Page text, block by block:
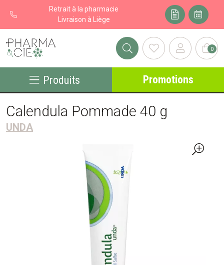
Retrait à la pharmacie
Livraison à Liège
Pharma&cie - Pharmacie des Franchises Votre export 0
Produits Promotions
Calendula Pommade 40 g
UNDA